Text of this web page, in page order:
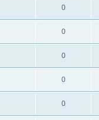
0
0
0
0
0